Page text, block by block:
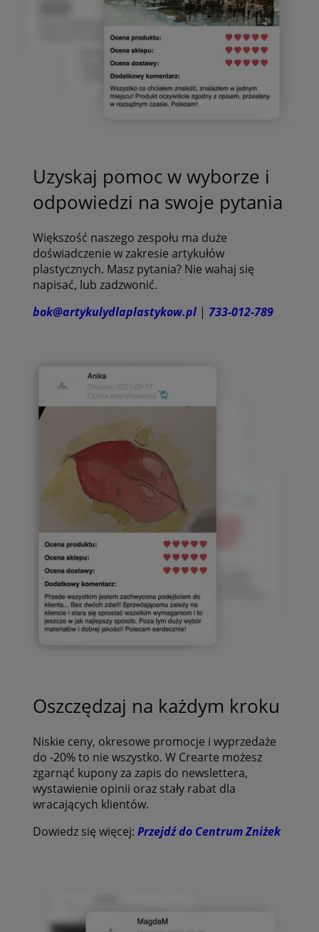
Uzyskaj pomoc w wyborze i
odpowiedzi na swoje pytania
Większość naszego zespołu ma duże
doświadczenie w zakresie artykułów
plastycznych. Masz pytania? Nie wahaj się
napisać, lub zadzwonić.
bok@artykulydlaplastykow.pl| 733-012-789
Oszczędzaj na każdym kroku
Niskie ceny, okresowe promocje i wyprzedaże
do -20% to nie wszystko. W Crearte możesz
zgarnąć kupony za zapis do newslettera,
wystawienie opinii oraz stały rabat dla
wracających klientów.
Dowiedz się więcej: Przejdź do Centrum Zniżek